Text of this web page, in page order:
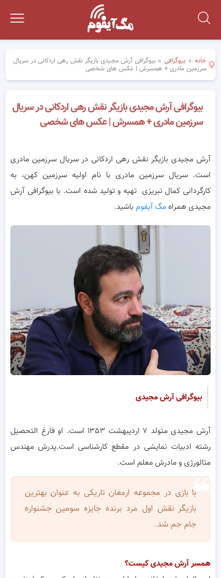
خانه » بیوگرافی » بیوگرافی آرش مجیدی بازیگر نقش رهی اردکانی در سریال
سرزمین مادری + همسرش | عکس های شخصی
بیوگرافی آرش مجیدی بازیگر نقش رهی اردکانی در سریال
سرزمین مادری + همسرش | عکس های شخصی
آرش مجیدی بازیگر نقش رهی اردکانی در سریال سرزمین مادری
است. سریال سرزمین مادری با نام اولیه سرزمین کهن، به
کارگردانی کمال تبریزی تهیه و تولید شده است. با بیوگرافی آرش
مجیدی همراهمگ آیفوم باشید.
بیوگرافی آرش مجیدی
آرش مجیدی متولد ۷ اردیبهشت ۱۳۵۳ است. او فارغ التحصیل
رشته ادبیات نمایشی در مقطع کارشناسی است.پدرش مهندس
متالورژی و مادرش معلم است.
با بازی در مجموعه ارمغان تاریکی به عنوان بهترین
بازیگر نقش اول مرد برنده جایزه سومین جشنواره
جام جم شد.
همسر آرش مجیدی کیست؟